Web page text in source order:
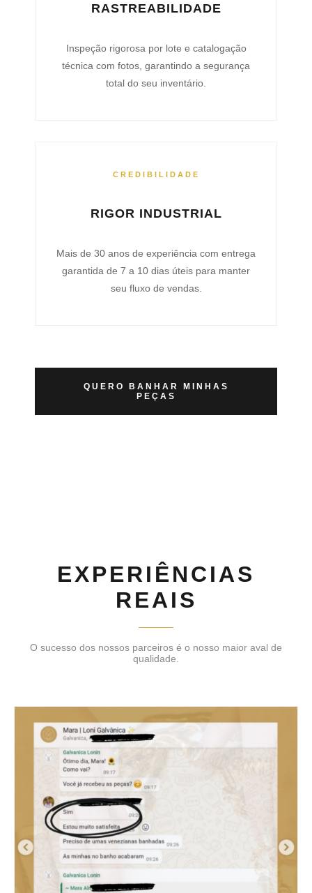
RASTREABILIDADE
Inspeção rigorosa por lote e catalogação
técnica com fotos, garantindo a segurança
total do seu inventário.
CREDIBILIDADE
RIGOR INDUSTRIAL
Mais de 30 anos de experiência com entrega
garantida de 7 a 10 dias úteis para manter
seu fluxo de vendas.
QUERO BANHAR MINHAS
PEÇAS
EXPERIÊNCIAS
REAIS
O sucesso dos nossos parceiros é o nosso maior aval de
qualidade.